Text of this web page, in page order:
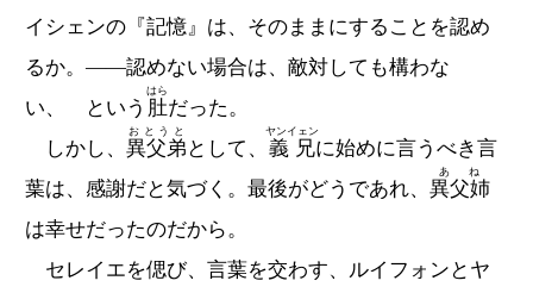
イシェンの『記憶』は、そのままにすることを認め
るか。――認めない場合は、敵対しても構わな
い、 という 肚
はら
だった。
しかし、 異父弟
おとうと
として、 義兄
ヤンイェン
に始めに言うべき言
葉は、感謝だと気づく。最後がどうであれ、 異父姉
あね
は幸せだったのだから。
セレイエを偲び、言葉を交わす、ルイフォンとヤ